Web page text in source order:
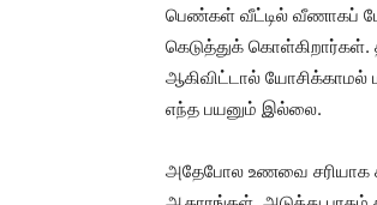
பெண்கள் வீட்டில் வீணாகப்
கெடுத்துக்
ஆகிவிட்டால் யோசிக்காமல்
எந்த பயனும் இல்லை.
அதேபோல உணவை சரியாக